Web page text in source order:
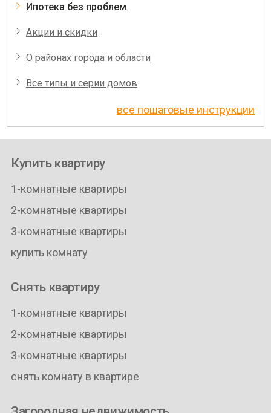
Ипотека без проблем
Акции и скидки
О районах города и области
Все типы и серии домов
все пошаговые инструкции
Купить квартиру
1-комнатные квартиры
2-комнатные квартиры
3-комнатные квартиры
купить комнату
Снять квартиру
1-комнатные квартиры
2-комнатные квартиры
3-комнатные квартиры
снять комнату в квартире